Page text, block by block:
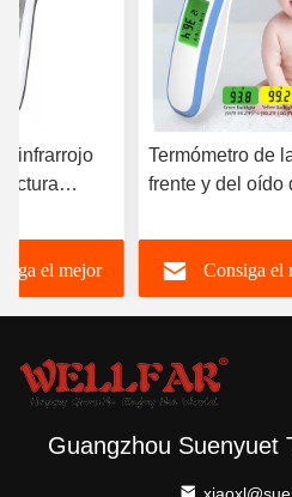
infrarrojo
el mejor
Termómetro de
frente y del oído
higiénico para
escanear la
Consiga el
Guangzhou Suenyuet